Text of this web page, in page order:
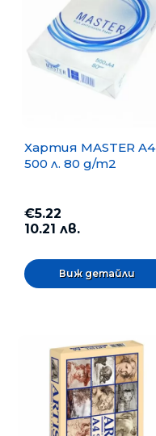
Хартия MASTER A4
500 л. 80 g/m2
€5.22
10.21 лв.
Виж детайли